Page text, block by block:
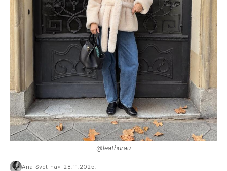
@leathurau
Ana Svetina 28.11.2025.